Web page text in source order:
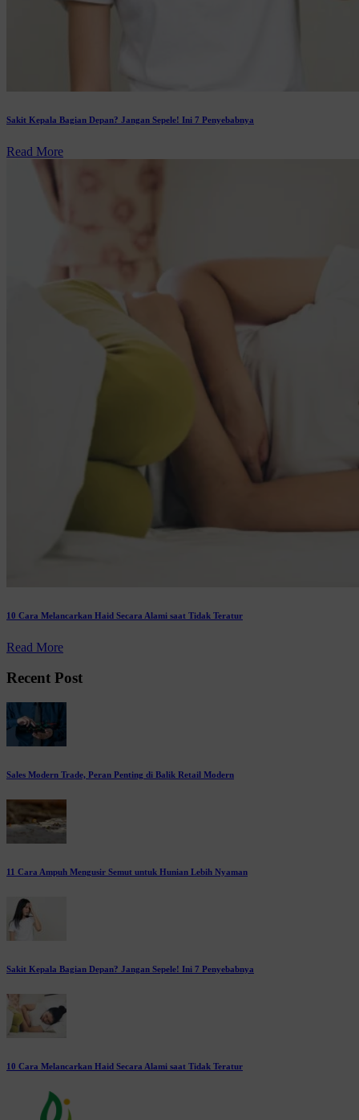
Sakit Kepala Bagian Depan? Jangan Sepele! Ini 7 Penyebabnya
Read More
10 Cara Melancarkan Haid Secara Alami saat Tidak Teratur
Read More
Recent Post
Sales Modern Trade, Peran Penting di Balik Retail Modern
11 Cara Ampuh Mengusir Semut untuk Hunian Lebih Nyaman
Sakit Kepala Bagian Depan? Jangan Sepele! Ini 7 Penyebabnya
10 Cara Melancarkan Haid Secara Alami saat Tidak Teratur